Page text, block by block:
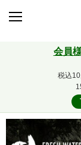
会員
税込